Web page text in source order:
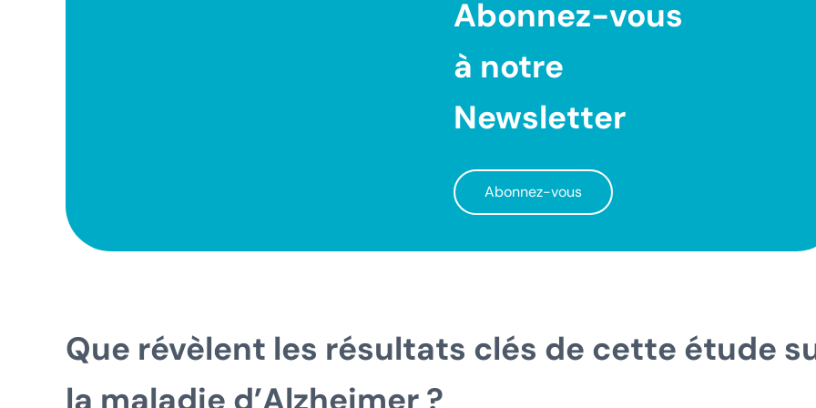
Abonnez-vous
à notre
Newsletter
Abonnez-vous
Que révèlent les résultats clés de cette étude